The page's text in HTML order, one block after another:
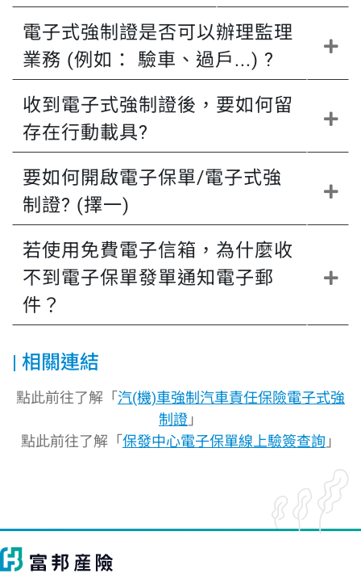
電子式強制證是否可以辦理監理
業務 (例如： 驗車、過戶...) ?
收到電子式強制證後，要如何留
存在行動載具?
要如何開啟電子保單/電子式強
制證? (擇一)
若使用免費電子信箱，為什麼收
不到電子保單發單通知電子郵
件？
相關連結
點此前往了解「 汽(機)車強制汽車責任保險電子式強
制證 」
點此前往了解「 保發中心電子保單線上驗簽查詢 」